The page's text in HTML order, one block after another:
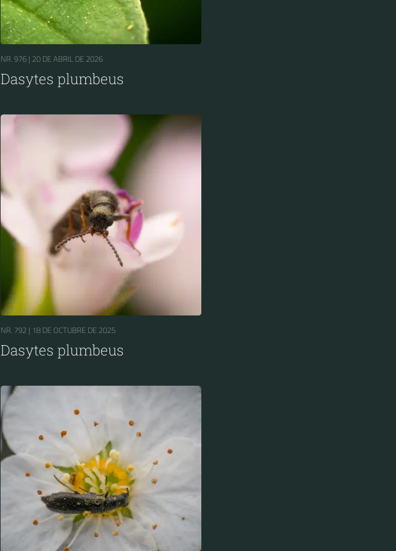
NR. 976 | 20 DE ABRIL DE 2026
Dasytes plumbeus
NR. 792 | 18 DE OCTUBRE DE 2025
Dasytes plumbeus